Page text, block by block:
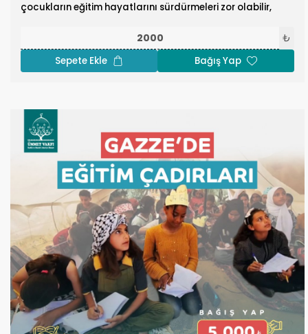
çocukların eğitim hayatlarını sürdürmeleri zor olabilir,
₺
Sepete Ekle Bağış Yap